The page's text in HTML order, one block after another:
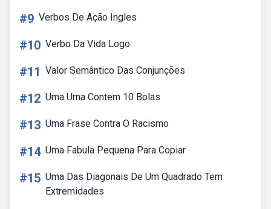
#9 Verbos De Ação Ingles
#10 Verbo Da Vida Logo
#11 Valor Semântico Das Conjunções
#12 Uma Urna Contem 10 Bolas
#13 Uma Frase Contra O Racismo
#14 Uma Fabula Pequena Para Copiar
#15 Uma Das Diagonais De Um Quadrado Tem
Extremidades